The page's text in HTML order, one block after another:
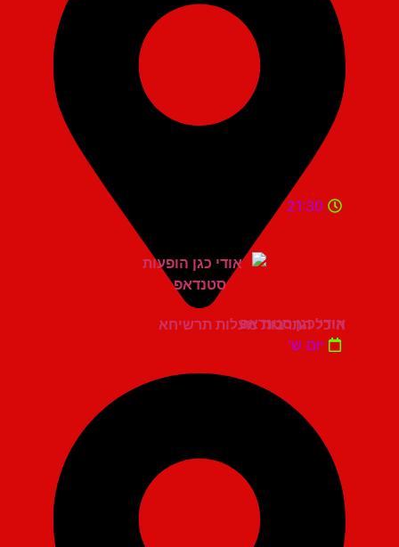
היכל התרבות מעלות תרשיחא
21:30
אודי כגן סטנדאפ
יום ש'